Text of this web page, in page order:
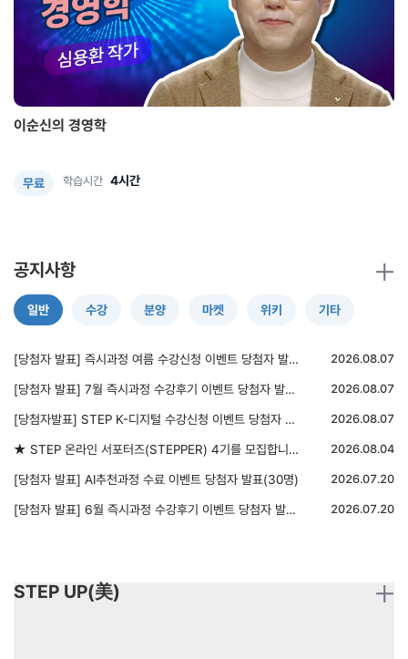
이순신의 경영학
무료 학습시간 4시간
공지사항
일반 수강 분양 마켓 위키 기타
[당첨자 발표] 즉시과정 여름 수강신청 이벤트 당첨자 발표(50명) 2026.08.07
[당첨자 발표] 7월 즉시과정 수강후기 이벤트 당첨자 발표(5명) 2026.08.07
[당첨자발표] STEP K-디지털 수강신청 이벤트 당첨자 발표 2026.08.07
★ STEP 온라인 서포터즈(STEPPER) 4기를 모집합니다 ★ 2026.08.04
[당첨자 발표] AI추천과정 수료 이벤트 당첨자 발표(30명) 2026.07.20
[당첨자 발표] 6월 즉시과정 수강후기 이벤트 당첨자 발표(5명) 2026.07.20
STEP UP(美)